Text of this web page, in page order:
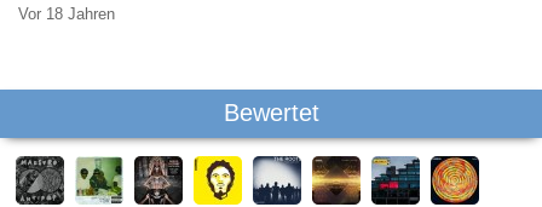
Vor 18 Jahren
Bewertet